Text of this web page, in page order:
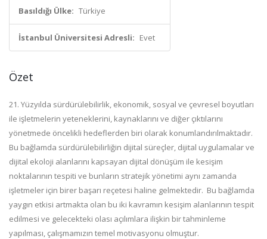
Basıldığı Ülke: Türkiye
İstanbul Üniversitesi Adresli: Evet
Özet
21. Yüzyılda sürdürülebilirlik, ekonomik, sosyal ve çevresel boyutları
ile işletmelerin yeteneklerini, kaynaklarını ve diğer çıktılarını
yönetmede öncelikli hedeflerden biri olarak konumlandırılmaktadır.
Bu bağlamda sürdürülebilirliğin dijital süreçler, dijital uygulamalar ve
dijital ekoloji alanlarını kapsayan dijital dönüşüm ile kesişim
noktalarının tespiti ve bunların stratejik yönetimi aynı zamanda
işletmeler için birer başarı reçetesi haline gelmektedir. Bu bağlamda
yaygın etkisi artmakta olan bu iki kavramın kesişim alanlarının tespit
edilmesi ve gelecekteki olası açılımlara ilişkin bir tahminleme
yapılması, çalışmamızın temel motivasyonu olmuştur.